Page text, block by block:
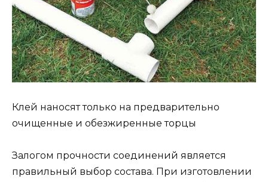
Клей наносят только на предварительно
очищенные и обезжиренные торцы
Залогом прочности соединений является
правильный выбор состава. При изготовлении